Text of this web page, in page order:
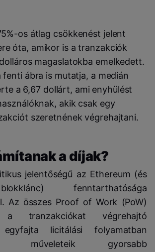
os átlag csökkenést jelent
óta, amikor is a tranzakciók
magaslatokba emelkedett.
ábra is mutatja, a medián
a 6,67 dollárt, ami enyhülést
akik csak egy
szeretnének végrehajtani.
a díjak?
jelentőségű az Ethereum (és
fenntarthatósága
Az összes Proof of Work (PoW)
a tranzakciókat végrehajtó
egyfajta licitálási folyamatban
műveleteik gyorsabb